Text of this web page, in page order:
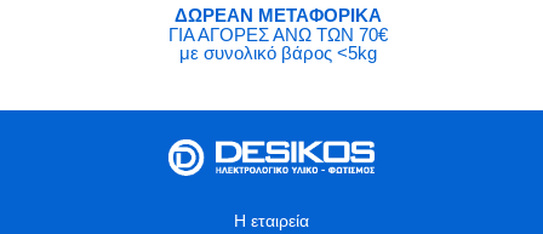
ΔΩΡΕΑΝ ΜΕΤΑΦΟΡΙΚΑ
ΓΙΑ ΑΓΟΡΕΣ ΑΝΩ ΤΩΝ 70€
με συνολικό βάρος <5kg
Η εταιρεία